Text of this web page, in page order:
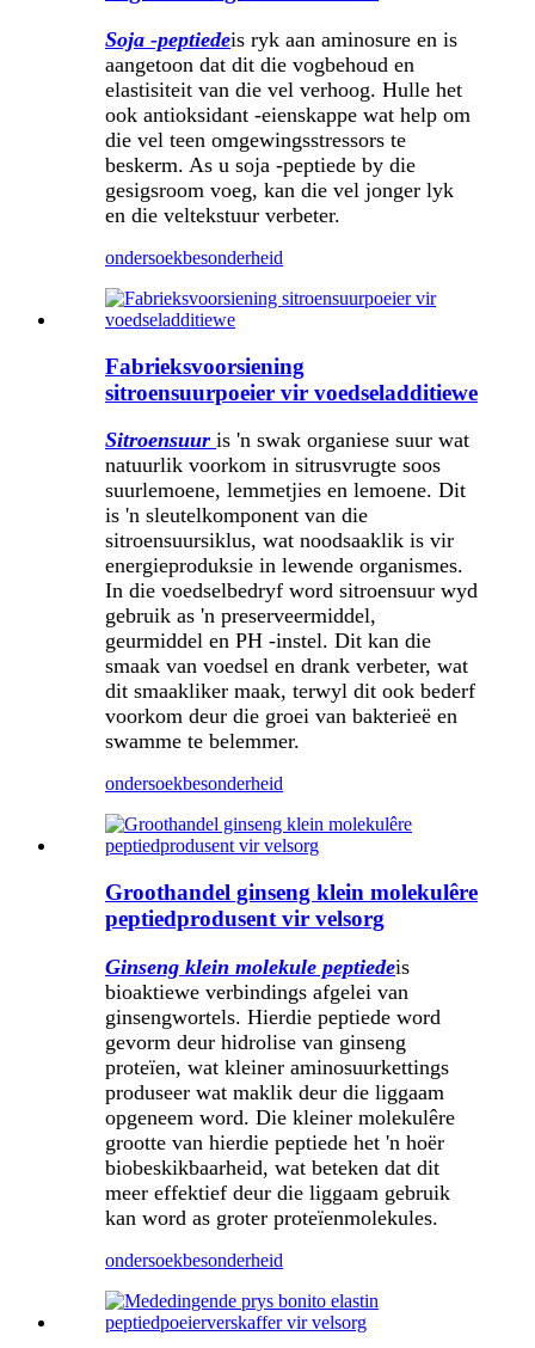
Soja -peptiedeis ryk aan aminosure en is
aangetoon dat dit die vogbehoud en
elastisiteit van die vel verhoog. Hulle het
ook antioksidant -eienskappe wat help om
die vel teen omgewingsstressors te
beskerm. As u soja -peptiede by die
gesigsroom voeg, kan die vel jonger lyk
en die veltekstuur verbeter.
ondersoekbesonderheid
Fabrieksvoorsiening
sitroensuurpoeier vir voedseladditiewe
Sitroensuur is 'n swak organiese suur wat
natuurlik voorkom in sitrusvrugte soos
suurlemoene, lemmetjies en lemoene. Dit
is 'n sleutelkomponent van die
sitroensuursiklus, wat noodsaaklik is vir
energieproduksie in lewende organismes.
In die voedselbedryf word sitroensuur wyd
gebruik as 'n preserveermiddel,
geurmiddel en PH -instel. Dit kan die
smaak van voedsel en drank verbeter, wat
dit smaakliker maak, terwyl dit ook bederf
voorkom deur die groei van bakterieë en
swamme te belemmer.
ondersoekbesonderheid
Groothandel ginseng klein molekulêre
peptiedprodusent vir velsorg
Ginseng klein molekule peptiedeis
bioaktiewe verbindings afgelei van
ginsengwortels. Hierdie peptiede word
gevorm deur hidrolise van ginseng
proteïen, wat kleiner aminosuurkettings
produseer wat maklik deur die liggaam
opgeneem word. Die kleiner molekulêre
grootte van hierdie peptiede het 'n hoër
biobeskikbaarheid, wat beteken dat dit
meer effektief deur die liggaam gebruik
kan word as groter proteïenmolekules.
ondersoekbesonderheid